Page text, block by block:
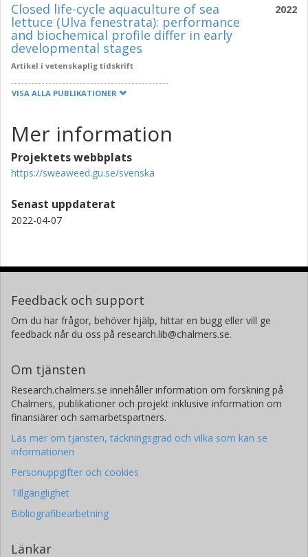
2022
Closed life-cycle aquaculture of sea
lettuce (Ulva fenestrata): performance
and biochemical profile differ in early
developmental stages
Artikel i vetenskaplig tidskrift
VISA ALLA PUBLIKATIONER
Mer information
Projektets webbplats
https://sweaweed.gu.se/svenska
Senast uppdaterat
2022-04-07
Feedback och support
Om du har frågor, behöver hjälp, hittar en bugg eller vill ge
feedback når du oss på research.lib@chalmers.se.
Om tjänsten
Research.chalmers.se innehåller information om forskning på
Chalmers, publikationer och projekt inklusive information om
finansiärer och samarbetspartners.
Läs mer om tjänsten, täckningsgrad och vilka som kan se
informationen
Personuppgifter och cookies
Tillgänglighet
Bibliografibearbetning
Länkar